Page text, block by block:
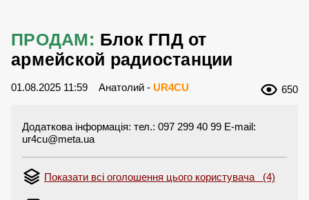
ПРОДАМ: Блок ГПД от
армейской радиостанции
01.08.2025 11:59 Анатолий - UR4CU 650
Додаткова інформація: тел.: 097 299 40 99 E-mail:
ur4cu@meta.ua
Показати всі оголошення цього користувача (4)